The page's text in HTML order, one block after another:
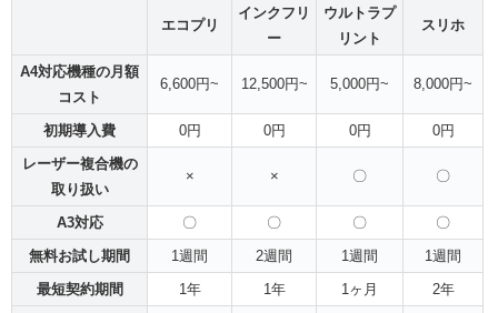
エコプリ
インクフリ
ー
ウルトラプ
リント
スリホ
A4対応機種の月額
コスト
6,600円~ 12,500円~ 5,000円~ 8,000円~
初期導入費 0円 0円 0円
0円
レーザー複合機の
取り扱い
× × 〇 〇
A3対応 〇 〇 〇
〇
無料お試し期間
1週間 2週間 1週間
1週間
最短契約期間
1年 1年 1ヶ月
2年